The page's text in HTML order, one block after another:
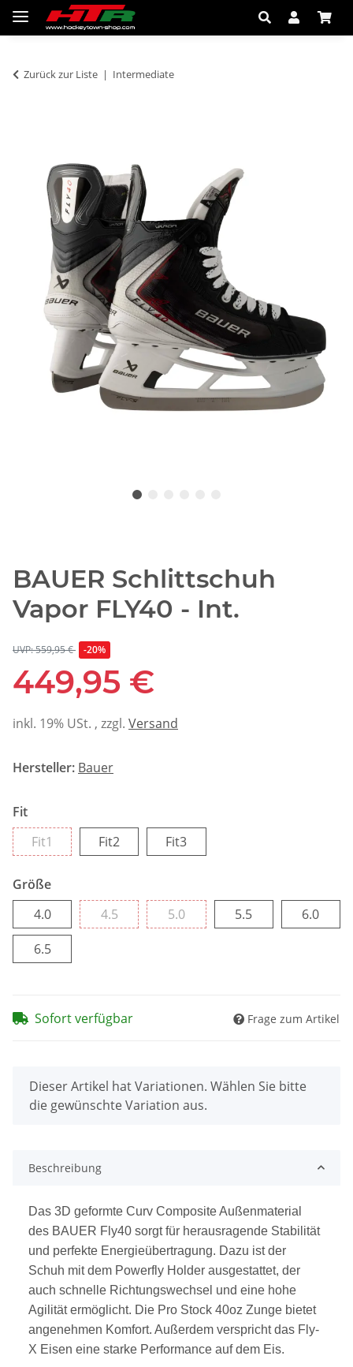
Zurück zur Liste Intermediate
BAUER Schlittschuh
Vapor FLY40 - Int.
UVP: 559,95 € -20%
449,95 €
inkl. 19% USt. , zzgl. Versand
Hersteller: Bauer
Fit
Fit1 Fit1 Fit2 Fit3Fit3
Größe
4.04.0 4.54.5 5.05.0 5.55.5 6.06.0
6.56.5
Sofort verfügbar Frage zum Artikel
x
Dieser Artikel hat Variationen. Wählen Sie bitte
die gewünschte Variation aus.
Beschreibung
Das 3D geformte Curv Composite Außenmaterial
des BAUER Fly40 sorgt für herausragende Stabilität
und perfekte Energieübertragung. Dazu ist der
Schuh mit dem Powerfly Holder ausgestattet, der
auch schnelle Richtungswechsel und eine hohe
Agilität ermöglicht. Die Pro Stock 40oz Zunge bietet
angenehmen Komfort. Außerdem verspricht das Fly-
X Eisen eine starke Performance auf dem Eis.